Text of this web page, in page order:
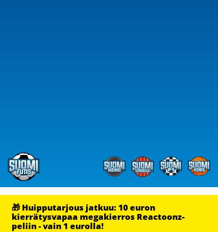
🎁 Huipputarjous jatkuu: 10 euron
kierrätysvapaa megakierros Reactoonz-
peliin - vain 1 eurolla!